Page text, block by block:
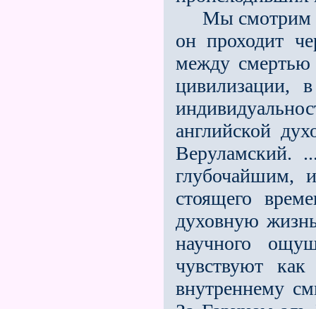
Мы смотрим
он проходит
между
цивилизации,
английской
Веруламский.
глубочайшим,
стоящего
духовную
научного
чувствуют
внутреннему